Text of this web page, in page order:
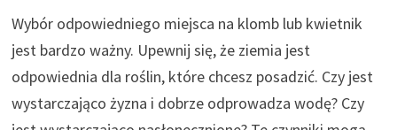
Wybór odpowiedniego miejsca na klomb lub kwietnik
jest bardzo ważny. Upewnij się, że ziemia jest
odpowiednia dla roślin, które chcesz posadzić. Czy jest
wystarczająco żyzna i dobrze odprowadza wodę? Czy